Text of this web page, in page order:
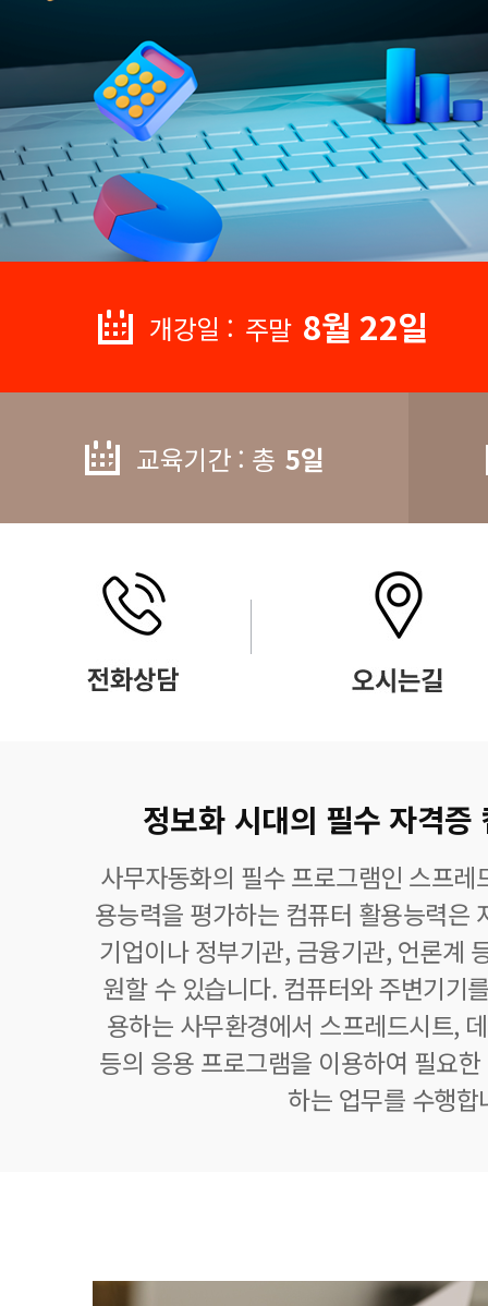
개강일 : 주말 8월 22일
교육기간 : 총 5일
정보화 시대의 필수 자격증
사무자동화의 필수 프로그램인 스프
용능력을 평가하는 컴퓨터 활용능력은
기업이나 정부기관, 금융기관, 언론계
원할 수 있습니다. 컴퓨터와 주변기기
용하는 사무환경에서 스프레드시트,
등의 응용 프로그램을 이용하여 필요
하는 업무를 수행합